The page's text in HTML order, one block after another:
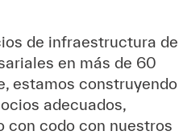
de infraestructura de
en más de 60
estamos construyendo
adecuados,
con codo con nuestros